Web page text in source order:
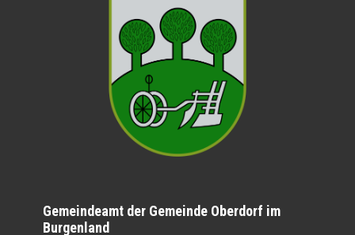
Gemeindeamt der Gemeinde Oberdorf im
Burgenland